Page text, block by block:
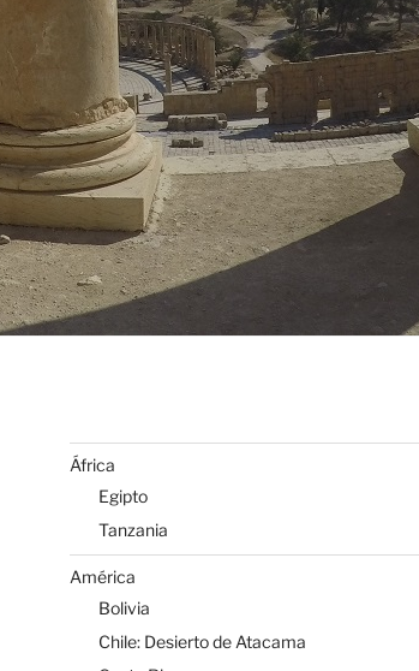
África
Egipto
Tanzania
América
Bolivia
Chile: Desierto de Atacama